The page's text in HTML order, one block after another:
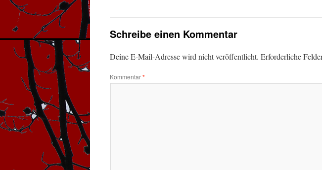
Schreibe einen Kommentar
Deine E-Mail-Adresse wird nicht veröffentlicht. Erforderliche
Kommentar*